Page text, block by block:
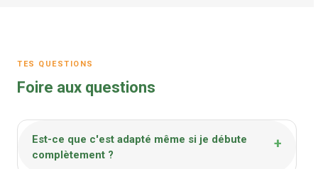
TES QUESTIONS
Foire aux questions
Est-ce que c'est adapté même si je débute
complètement ?
+